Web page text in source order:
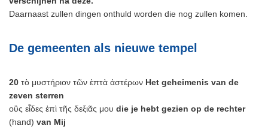
Daarnaast zullen dingen onthuld worden die nog zullen komen.
De gemeenten als nieuwe tempel
20 τὸ μυστήριον τῶν ἑπτὰ ἀστέρων Het geheimenis van de
zeven sterren
οὓς εἶδες ἐπὶ τῆς δεξιᾶς μου die je hebt gezien op de rechter
(hand) van Mij